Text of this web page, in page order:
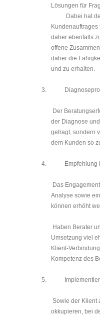
Lösungen für
Dabei hat
daher ebenfalls
offene
daher die
und zu erhalten.
3.
Der
der Dia­gnose
gefragt, sondern
dem Kunden so
4. Empfehlung
Das
Analyse sowie
können erhöht
Haben Berater
Umsetzung viel
Klient-
Kompetenz des
5.
Sowie der Klient
okkupieren, bei